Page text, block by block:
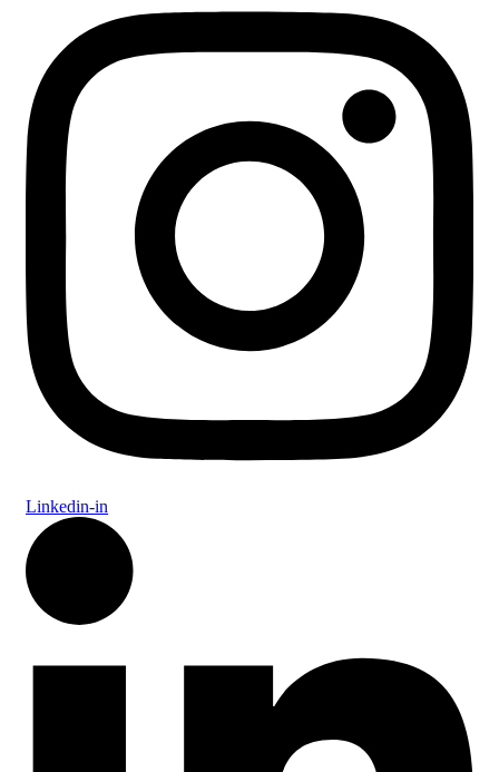
Linkedin-in